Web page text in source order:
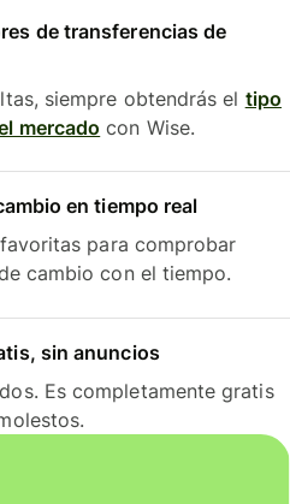
de transferencias de
siempre obtendrás el tipo
mercado con Wise.
en tiempo real
para comprobar
cambio con el tiempo.
sin anuncios
Es completamente gratis